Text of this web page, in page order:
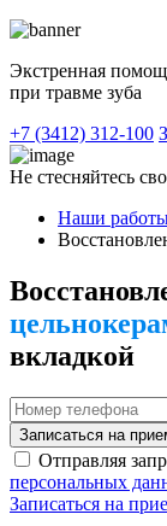
Экстренная
при травме зуба
+7 (3412) 312-100
Не стесняйтесь
Наши
вкладкой
Записаться на
Отправляя
персональных
Записаться на